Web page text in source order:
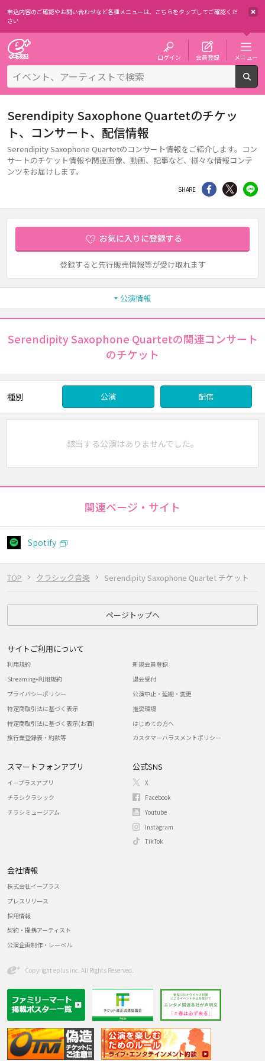
申込内容のご確認やお問い合わせなど各種メニューは、 こちらをタップしてご確認くだ
さい
ログイン 会員登録 メニュー
TOP クラシック音楽 Serendipity Saxophone Quartet チケット
Serendipity Saxophone Quartetのチケッ
ト、コンサート、配信情報
Serendipity Saxophone Quartetのコンサート情報をご紹介します。コン
サートのチケット情報や関連画像、動画、記事など、様々な情報コンテ
ンツをお届けします。
SHARE シェア Twitter
お気に入りに登録する
登録すると先行販売情報等が受け取れます
公演情報
Serendipity Saxophone Quartetの関連コンサート
のチケット
種別 公演 配信
該当する公演はありませんでした。
関連ページ・サイト
Spotify
ページトップへ
サイトご利用について
利用規約
Streaming+利用規約
プライバシーポリシー
特定商取引法に基づく表示
特定商取引法に基づく表示(お酒)
旅行業登録表・約款等
新規会員登録
退会受付
公演中止・延期・変更
推奨環境
はじめての方へ
カスタマーハラスメントポリシー
スマートフォンアプリ
イープラスアプリ
チラシクラシック
チラシミュージアム
公式SNS
X
Facebook
Youtube
Instagram
TikTok
会社情報
株式会社イープラス
プレスリリース
採用情報
契約・提携アーティスト
公演企画制作・レーベル
Copyright eplus inc. All Rights Reserved.